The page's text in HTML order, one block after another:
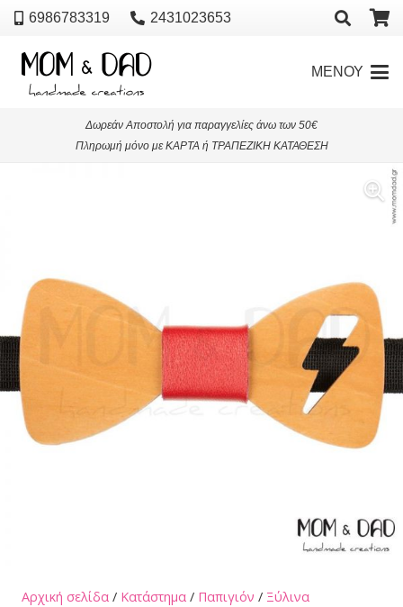
6986783319 2431023653
ΜΕΝΟΥ
Δωρεάν Αποστολή για παραγγελίες άνω των 50€
Πληρωμή μόνο με ΚΑΡΤΑ ή ΤΡΑΠΕΖΙΚΗ ΚΑΤΑΘΕΣΗ
Αρχική σελίδα / Κατάστημα / Παπιγιόν / Ξύλινα